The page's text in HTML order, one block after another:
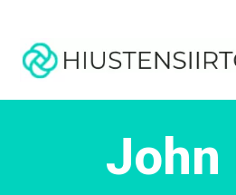
John